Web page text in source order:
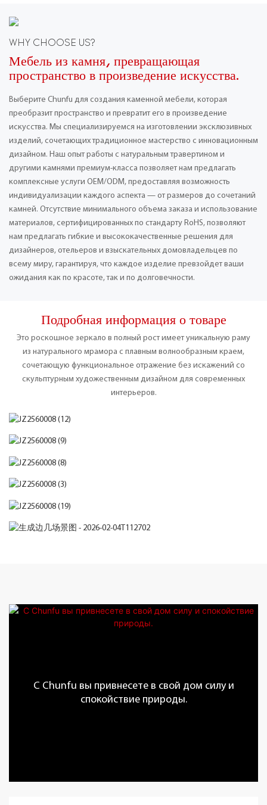
WHY CHOOSE US?
Мебель из камня, превращающая
пространство в произведение искусства.
Выберите Chunfu для создания каменной мебели, которая
преобразит пространство и превратит его в произведение
искусства. Мы специализируемся на изготовлении эксклюзивных
изделий, сочетающих традиционное мастерство с инновационным
дизайном. Наш опыт работы с натуральным травертином и
другими камнями премиум-класса позволяет нам предлагать
комплексные услуги OEM/ODM, предоставляя возможность
индивидуализации каждого аспекта — от размеров до сочетаний
камней. Отсутствие минимального объема заказа и использование
материалов, сертифицированных по стандарту RoHS, позволяют
нам предлагать гибкие и высококачественные решения для
дизайнеров, отельеров и взыскательных домовладельцев по
всему миру, гарантируя, что каждое изделие превзойдет ваши
ожидания как по красоте, так и по долговечности.
Подробная информация о товаре
Это роскошное зеркало в полный рост имеет уникальную раму
из натурального мрамора с плавным волнообразным краем,
сочетающую функциональное отражение без искажений со
скульптурным художественным дизайном для современных
интерьеров.
С Chunfu вы привнесете в свой дом силу и
спокойствие природы.